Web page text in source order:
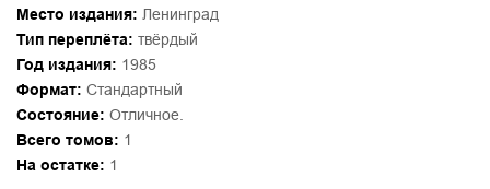
Место издания: Ленинград
Тип переплёта: твёрдый
Год издания: 1985
Формат: Стандартный
Состояние: Отличное.
Всего томов: 1
На остатке: 1